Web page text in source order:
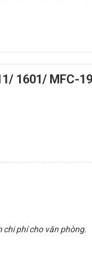
1601/ MFC-
chi phí cho văn phòng.